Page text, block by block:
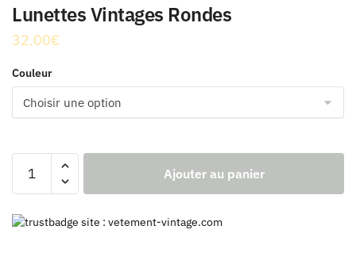
Lunettes Vintages Rondes
32.00€
Couleur
Lunettes
Vintages
Ajouter au panier